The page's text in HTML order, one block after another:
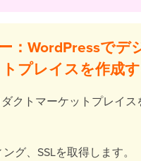
：WordPressでデ
トプレイスを作成
クトマーケットプレイ
グ、SSLを取得します。